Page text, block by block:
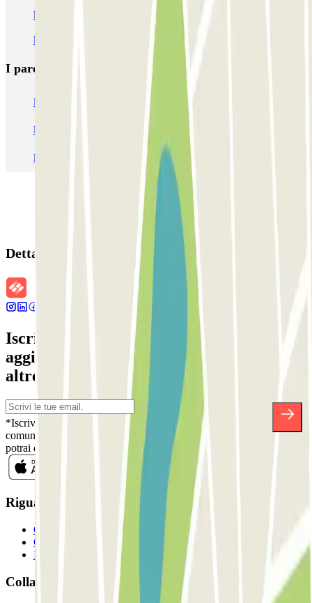
Parcheggi vicino alla Avenida Diagonal
Parcheggio vicino Sagrada Familia | Confronta prezzi
I parcheggi
Parcheggio Venezia Parcheggio Piazzale Roma Venezia
Parcheggio Roma Parcheggio Milano
Parcheggio Malpensa Terminal 1 Parcheggio Malpensa
Dettagli della prenotazione
Iscriviti alla nostra Newsletter e rimani
aggiornato su sconti, concorsi e tante
altre sorprese.
*Iscrivendoti, accetti la nostra Informativa sulla Privacy per ricevere
comunicazioni commerciali da Parclick. Senza alcun impegno,
potrai disiscriverti quando vuoi direttamente dalla stessa newsletter.
Riguardo a Parclcik
Chi siamo
Come funziona?
I Nostri Parcheggi
Collaboriamo?